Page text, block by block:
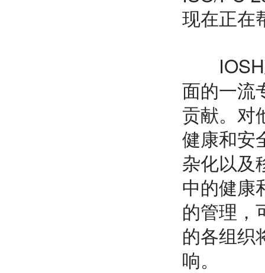
现在正在
IOSH
面的一流
贡献。对
健康和安
杂化以及
中的健康
的管理，
的各组织
响。